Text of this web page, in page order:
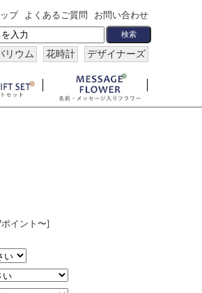
プ よくあるご質問 お問い合わせ
リウム 花時計 デザイナーズ
イント〜]